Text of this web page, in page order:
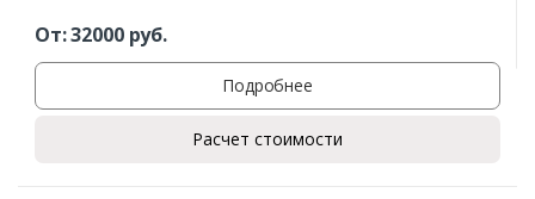
От:32000руб.
Подробнее
Расчет стоимости